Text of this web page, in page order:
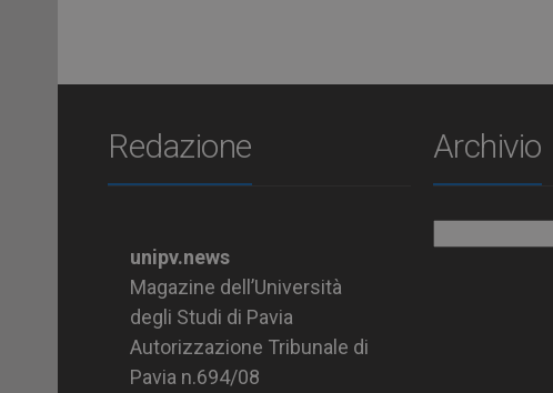
Redazione
unipv.news
Magazine dell’Università
degli Studi di Pavia
Autorizzazione Tribunale di
Pavia n.694/08
Archivio